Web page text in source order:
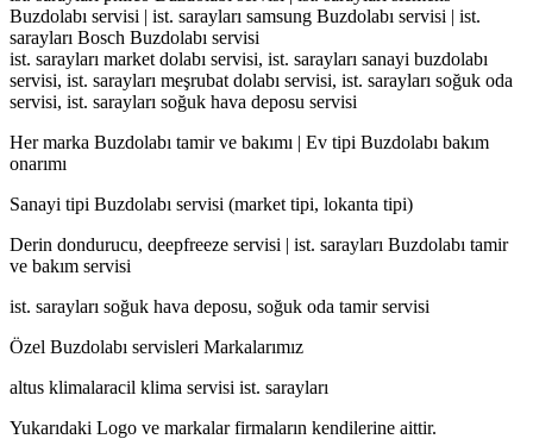
Buzdolabı servisi | ist. sarayları samsung Buzdolabı servisi | ist.
sarayları Bosch Buzdolabı servisi
ist. sarayları market dolabı servisi, ist. sarayları sanayi buzdolabı
servisi, ist. sarayları meşrubat dolabı servisi, ist. sarayları soğuk oda
servisi, ist. sarayları soğuk hava deposu servisi
Her marka Buzdolabı tamir ve bakımı | Ev tipi Buzdolabı bakım
onarımı
Sanayi tipi Buzdolabı servisi (market tipi, lokanta tipi)
Derin dondurucu, deepfreeze servisi | ist. sarayları Buzdolabı tamir
ve bakım servisi
ist. sarayları soğuk hava deposu, soğuk oda tamir servisi
Özel Buzdolabı servisleri Markalarımız
altus klimalaracil klima servisi ist. sarayları
Yukarıdaki Logo ve markalar firmaların kendilerine aittir.